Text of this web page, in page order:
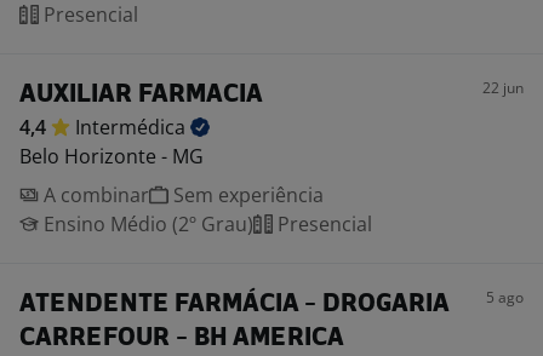
Presencial
AUXILIAR FARMACIA 22 jun
4,4
Intermédica
Belo Horizonte - MG
A combinar
Sem experiência
Ensino Médio (2º Grau)
Presencial
ATENDENTE FARMÁCIA - DROGARIA
CARREFOUR - BH AMERICA
5 ago